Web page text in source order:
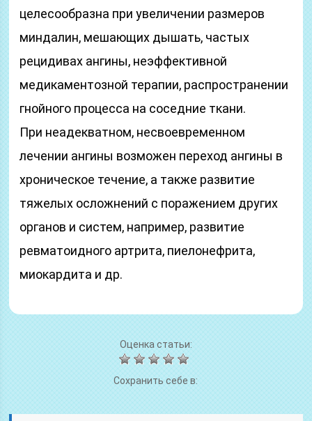
целесообразна при увеличении размеров
миндалин, мешающих дышать, частых
рецидивах ангины, неэффективной
медикаментозной терапии, распространении
гнойного процесса на соседние ткани.
При неадекватном, несвоевременном
лечении ангины возможен переход ангины в
хроническое течение, а также развитие
тяжелых осложнений с поражением других
органов и систем, например, развитие
ревматоидного артрита, пиелонефрита,
миокардита и др.
Оценка статьи:
Сохранить себе в: